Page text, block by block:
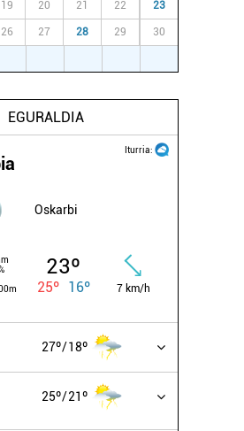
19 20 21 22 23
26 27 28 29 30
EGURALDIA
Iturria:
Oskarbi
23º
25º 16º 7 km/h
27º 18º
25º 21º